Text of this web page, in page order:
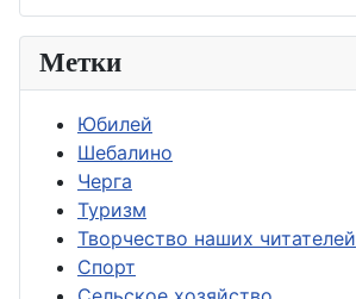
Метки
Юбилей
Шебалино
Черга
Туризм
Творчество наших читателей
Спорт